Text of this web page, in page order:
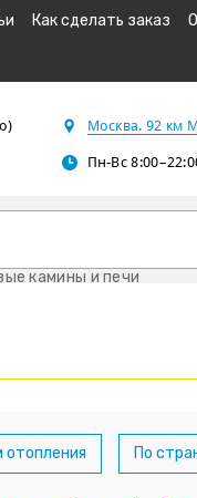
Как сделать заказ
Москва. 92 км
Пн-Вс
камины и печи
отопления По